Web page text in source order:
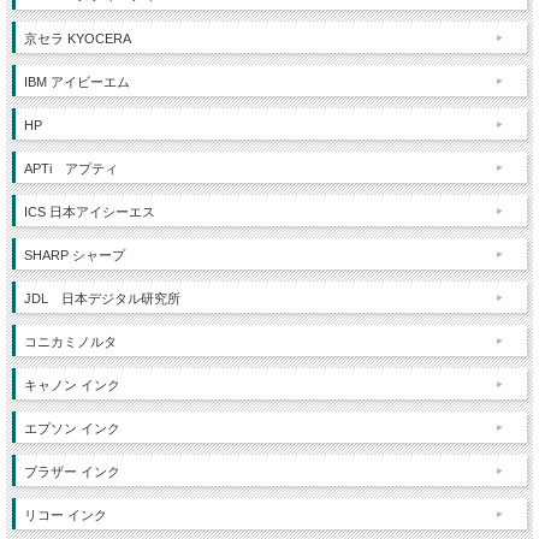
京セラ KYOCERA
IBM アイビーエム
HP
APTi アプティ
ICS 日本アイシーエス
SHARP シャープ
JDL 日本デジタル研究所
コニカミノルタ
キャノン インク
エプソン インク
ブラザー インク
リコー インク